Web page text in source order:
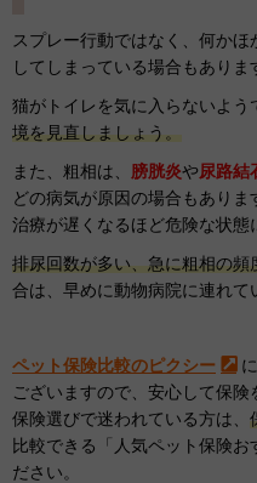
スプレー行動ではなく、何か
してしまっている場合もありま
猫がトイレを気に入らないよ
境を見直しましょう。
また、粗相は、
膀胱炎や尿路結
どの病気が原因の場合もありま
治療が遅くなるほど危険な状態
排尿回数が多い、急に粗相の頻
合は、早めに動物病院に連れて
ペット保険比較のピクシー
ございますので、安心して保険
保険選びで迷われている方は、
比較できる「人気ペット保険お
ださい。